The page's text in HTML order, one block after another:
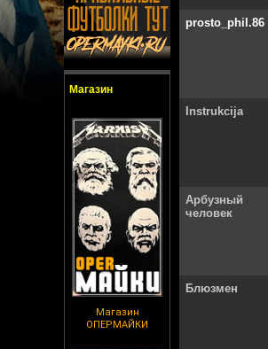
Магазин
Магазин
ОПЕРМАЙКИ
prosto_phil.86
Instrukcija
Арбузный
человек
Блюзмен